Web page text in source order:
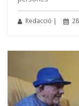
Redacció |